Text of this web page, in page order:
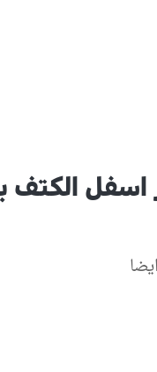
اسفل الكتف